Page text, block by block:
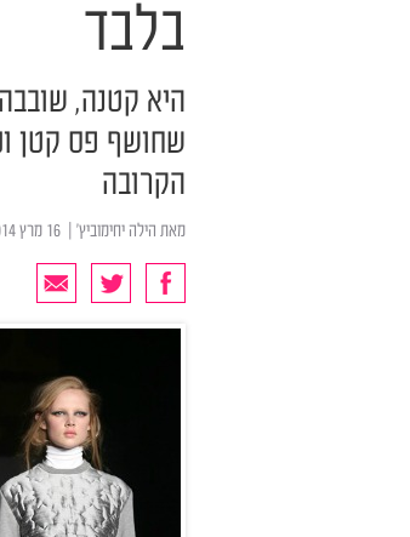
בלבד
היא קטנה,
שחושף פס קטן
הקרובה
מאת הילה יחימוביץ'